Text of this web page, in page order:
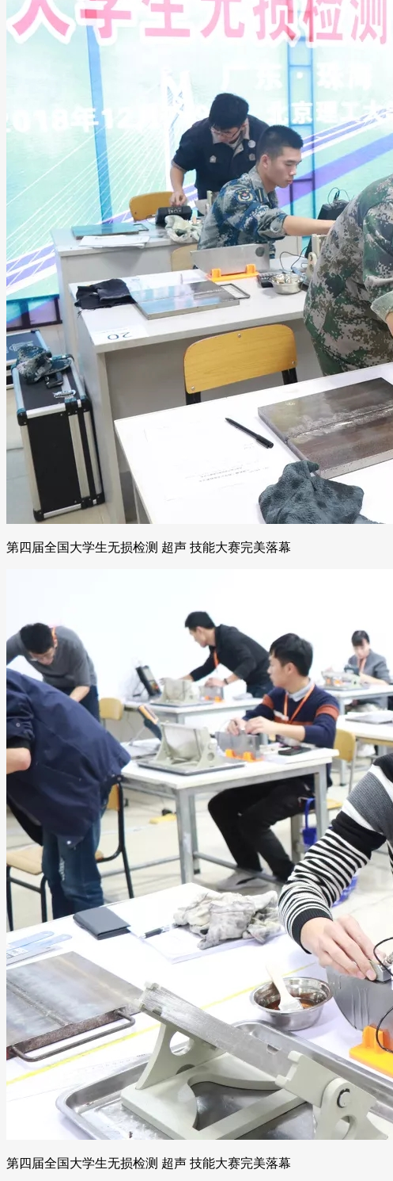
第四届全国大学生无损检测 超声 技能大赛完美落幕
第四届全国大学生无损检测 超声 技能大赛完美落幕